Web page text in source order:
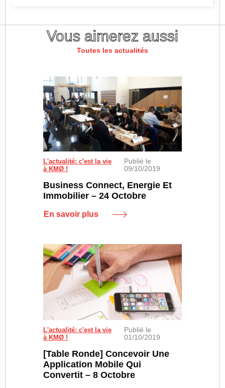
Vous aimerez aussi
Toutes les actualités
L'actualité: c'est la vie
à KMØ !
Publié le
09/10/2019
Business Connect, Energie Et
Immobilier – 24 Octobre
En savoir plus
L'actualité: c'est la vie
à KMØ !
Publié le
01/10/2019
[Table Ronde] Concevoir Une
Application Mobile Qui
Convertit – 8 Octobre